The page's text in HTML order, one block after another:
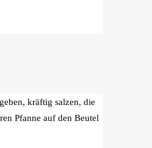
kräftig salzen, die
Pfanne auf den Beutel